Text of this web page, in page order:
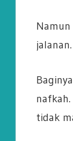
jalanan.
tidak